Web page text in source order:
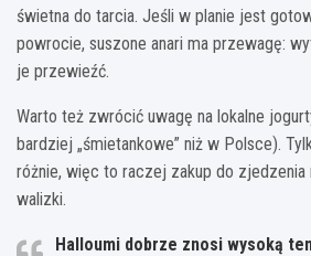
świetna do tarcia. Jeśli w planie jest
powrocie, suszone anari ma przewagę:
je przewieźć.
Warto też zwrócić uwagę na lokalne
bardziej „śmietankowe” niż w Polsce).
różnie, więc to raczej zakup do zjedzenia
walizki.
Halloumi dobrze znosi wysoką